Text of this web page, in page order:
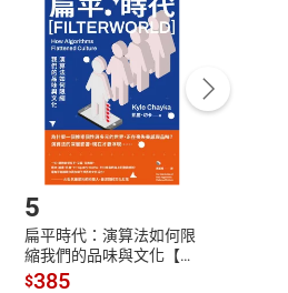
「申請取消訂單/退
完成訂單
Complete
5
扁平時代：演算法如何限
縮我們的品味與文化【電
子書】
$385